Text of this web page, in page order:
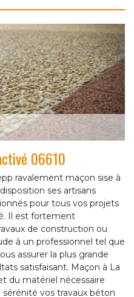
06610
ravalement maçon sise à
ses artisans
pour tous vos projets
Il est fortement
de construction ou
à un professionnel tel que
assurer la plus grande
satisfaisant. Maçon à La
du matériel nécessaire
vos travaux béton